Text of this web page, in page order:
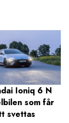
Ioniq 6 N
som får
svettas